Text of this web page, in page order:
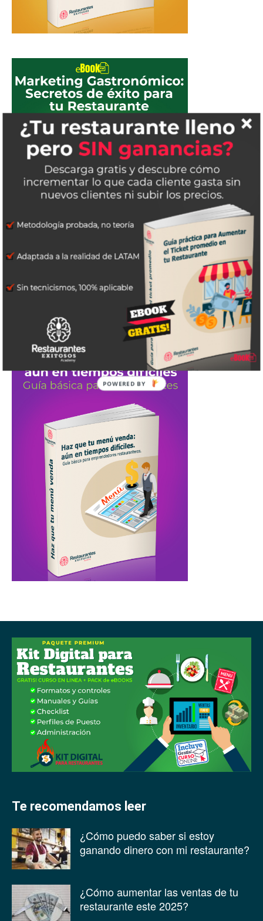
Te recomendamos leer
¿Cómo puedo saber si estoy
ganando dinero con mi restaurante?
¿Cómo aumentar las ventas de tu
restaurante este 2025?